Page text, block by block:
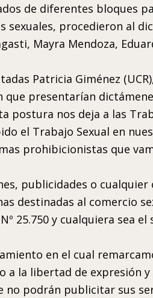
de diferentes bloques
procedieron al
Mayra Mendoza,
Patricia Giménez
que presentarían
postura nos deja a las
el Trabajo Sexual en
prohibicionistas que
publicidades o
destinadas al comercio
25.750 y cualquiera sea
en el cual
a la libertad de expresión
podrán publicitar sus